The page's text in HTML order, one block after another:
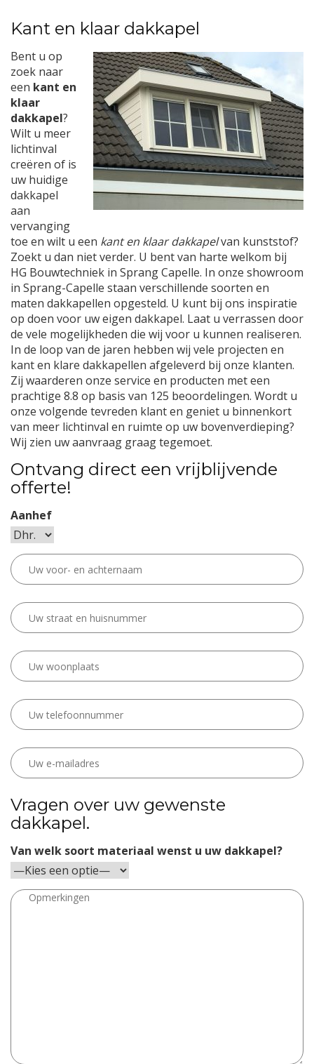
Kant en klaar dakkapel
Bent u op
zoek naar
een kant en
klaar
dakkapel?
Wilt u meer
lichtinval
creëren of is
uw huidige
dakkapel
aan
vervanging
toe en wilt u een kant en klaar dakkapelvan kunststof?
Zoekt u dan niet verder. U bent van harte welkom bij
HG Bouwtechniek in Sprang Capelle. In onze showroom
in Sprang-Capelle staan verschillende soorten en
maten dakkapellen opgesteld. U kunt bij ons inspiratie
op doen voor uw eigen dakkapel. Laat u verrassen door
de vele mogelijkheden die wij voor u kunnen realiseren.
In de loop van de jaren hebben wij vele projecten en
kant en klare dakkapellen afgeleverd bij onze klanten.
Zij waarderen onze service en producten met een
prachtige 8.8 op basis van 125 beoordelingen. Wordt u
onze volgende tevreden klant en geniet u binnenkort
van meer lichtinval en ruimte op uw bovenverdieping?
Wij zien uw aanvraag graag tegemoet.
Ontvang direct een vrijblijvende
offerte!
Aanhef
Vragen over uw gewenste
dakkapel.
Van welk soort materiaal wenst u uw dakkapel?